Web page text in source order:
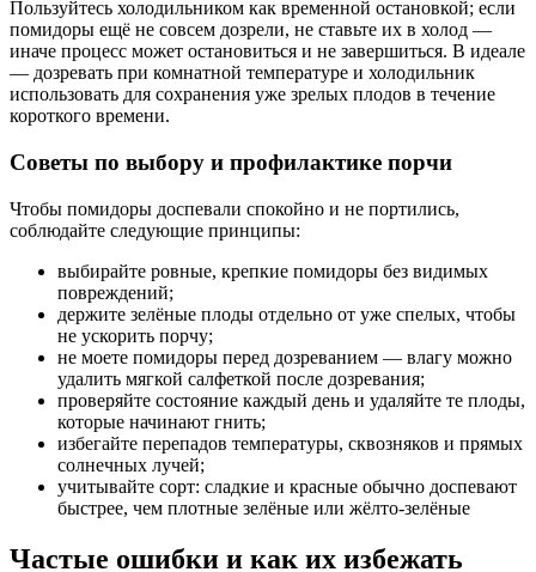
Пользуйтесь холодильником как временной остановкой; если
помидоры ещё не совсем дозрели, не ставьте их в холод —
иначе процесс может остановиться и не завершиться. В идеале
— дозревать при комнатной температуре и холодильник
использовать для сохранения уже зрелых плодов в течение
короткого времени.
Советы по выбору и профилактике порчи
Чтобы помидоры доспевали спокойно и не портились,
соблюдайте следующие принципы:
выбирайте ровные, крепкие помидоры без видимых
повреждений;
держите зелёные плоды отдельно от уже спелых, чтобы
не ускорить порчу;
не моете помидоры перед дозреванием — влагу можно
удалить мягкой салфеткой после дозревания;
проверяйте состояние каждый день и удаляйте те плоды,
которые начинают гнить;
избегайте перепадов температуры, сквозняков и прямых
солнечных лучей;
учитывайте сорт: сладкие и красные обычно доспевают
быстрее, чем плотные зелёные или жёлто-зелёные
Частые ошибки и как их избежать